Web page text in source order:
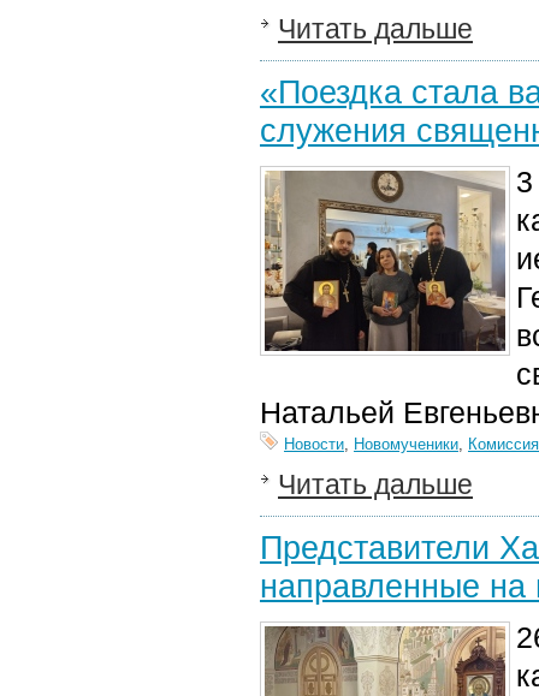
Читать дальше
«Поездка стала
служения
Натальей
Новости, Новомученики,
Читать дальше
Представители
направленные на